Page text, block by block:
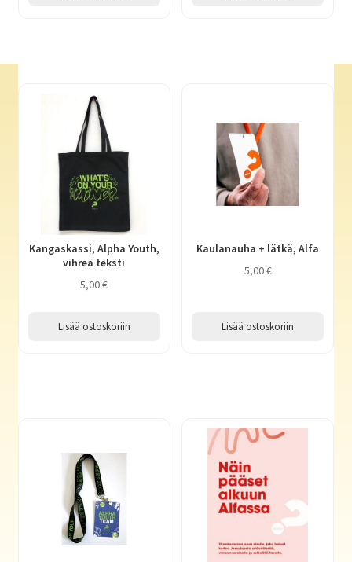
Kangaskassi, Alpha Youth,
vihreä teksti
5,00€
Lisää ostoskoriin
Kaulanauha + lätkä, Alfa
5,00€
Lisää ostoskoriin